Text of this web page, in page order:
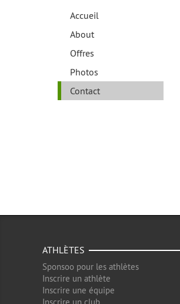
Accueil
About
Offres
Photos
Contact
ATHLÈTES
Sponsoo pour les athlètes
Inscrire un athlète
Inscrire une équipe